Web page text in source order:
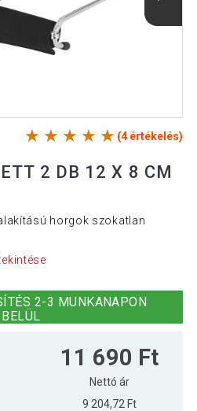
(4 értékelés)
2 DB 12 X 8 CM
horgok szokatlan
2-3 MUNKANAPON
BELÜL
11 690 Ft
Nettó ár
9 204,72 Ft